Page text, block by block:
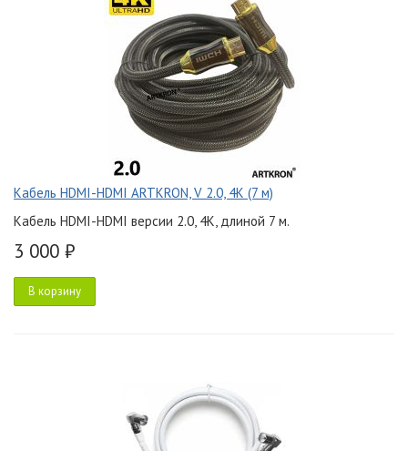
Кабель HDMI-HDMI ARTKRON, V 2.0, 4K (7 м)
Кабель HDMI-HDMI версии 2.0, 4K, длиной 7 м.
3 000 ₽
В корзину